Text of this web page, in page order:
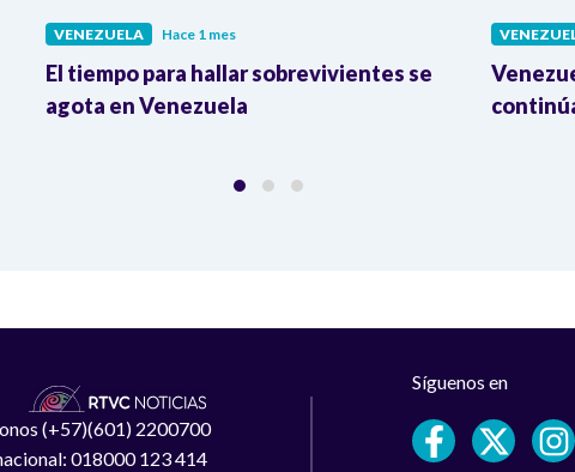
VENEZUELA Hace 1 mes
El tiempo para hallar sobrevivientes se
agota en Venezuela
(+57)(601) 2200700
018000 123 414
Síguenos en